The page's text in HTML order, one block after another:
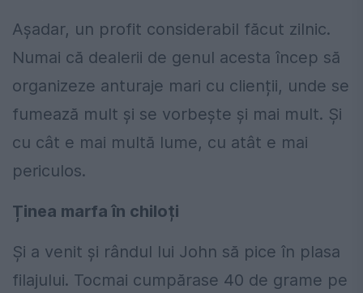
Așadar, un profit considerabil făcut zilnic.
Numai că dealerii de genul acesta încep să
organizeze anturaje mari cu clienții, unde se
fumează mult și se vorbește și mai mult. Și
cu cât e mai multă lume, cu atât e mai
periculos.
Ținea marfa în chiloți
Și a venit și rândul lui John să pice în plasa
filajului. Tocmai cumpărase 40 de grame pe